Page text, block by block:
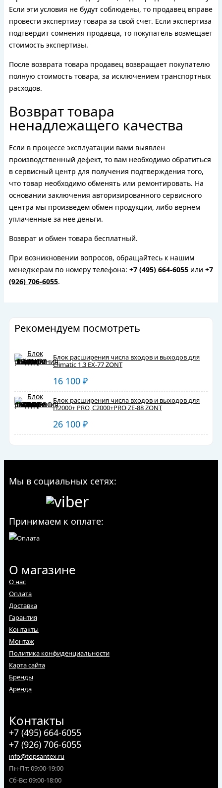
Если эти условия не будут соблюдены, то продавец вправе
провести экспертизу товара за свой счет. Если экспертиза
подтвердит сомнения продавца, то покупатель возмещает
стоимость экспертизы.
После возврата товара продавец возвращает покупателю
полную стоимость товара, за исключением транспортных
расходов.
Возврат товара
ненадлежащего качества
Если в процессе эксплуатации вами выявлен
производственный дефект, то вам необходимо обратиться
в сервисный центр для получения подтверждения того,
что товар необходимо обменять или ремонтировать. На
основании заключения авторизированного сервисного
центра мы произведем обмен продукции, либо вернем
уплаченные за нее деньги.
Возврат и обмен товара бесплатный.
При возникновении вопросов, обращайтесь к нашим
менеджерам по номеру телефона: +7 (495) 664-6055 или +7
(926) 706-6055.
Рекомендуем посмотреть
Блок расширения числа входов и выходов для
Climatic 1.3 EX-77 ZONT
16 100 ₽
Блок расширения числа входов и выходов для
Н2000+ PRO, С2000+PRO ZE-88 ZONT
26 100 ₽
Мы в социальных сетях:
Принимаем к оплате:
О магазине
О нас
Оплата
Доставка
Гарантия
Контакты
Монтаж
Политика конфиденциальности
Карта сайта
Бренды
Аренда
Контакты
+7 (495) 664-6055
+7 (926) 706-6055
info@topsantex.ru
Пн-Пт: 09:00-19:00
Сб-Вс: 09:00-18:00